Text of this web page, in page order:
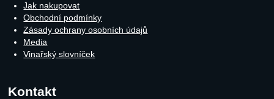
Jak nakupovat
Obchodní podmínky
Zásady ochrany osobních údajů
Media
Vinařský slovníček
Kontakt